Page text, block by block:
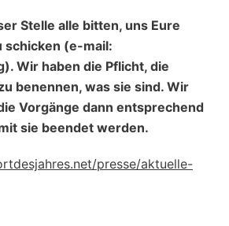
Stelle alle bitten, uns Eure
schicken (e-mail:
Wir haben die Pflicht, die
benennen, was sie sind. Wir
Vorgänge dann entsprechend
sie beendet werden.
presse/aktuelle-